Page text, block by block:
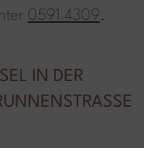
0591 4309.
IN DER